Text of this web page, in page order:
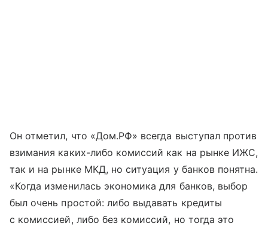
Он отметил, что «Дом.РФ» всегда выступал против
взимания каких-либо комиссий как на рынке ИЖС,
так и на рынке МКД, но ситуация у банков понятна.
«Когда изменилась экономика для банков, выбор
был очень простой: либо выдавать кредиты
с комиссией, либо без комиссий, но тогда это